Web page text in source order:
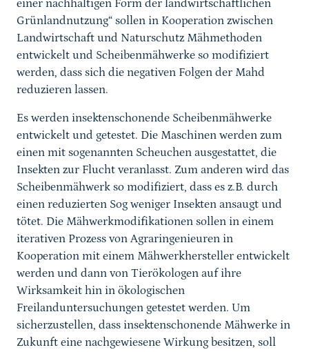
einer nachhaltigen Form der landwirtschaftlichen
Grünlandnutzung“ sollen in Kooperation zwischen
Landwirtschaft und Naturschutz Mähmethoden
entwickelt und Scheibenmähwerke so modifiziert
werden, dass sich die negativen Folgen der Mahd
reduzieren lassen.
Es werden insektenschonende Scheibenmähwerke
entwickelt und getestet. Die Maschinen werden zum
einen mit sogenannten Scheuchen ausgestattet, die
Insekten zur Flucht veranlasst. Zum anderen wird das
Scheibenmähwerk so modifiziert, dass es z.B. durch
einen reduzierten Sog weniger Insekten ansaugt und
tötet. Die Mähwerkmodifikationen sollen in einem
iterativen Prozess von Agraringenieuren in
Kooperation mit einem Mähwerkhersteller entwickelt
werden und dann von Tierökologen auf ihre
Wirksamkeit hin in ökologischen
Freilanduntersuchungen getestet werden. Um
sicherzustellen, dass insektenschonende Mähwerke in
Zukunft eine nachgewiesene Wirkung besitzen, soll